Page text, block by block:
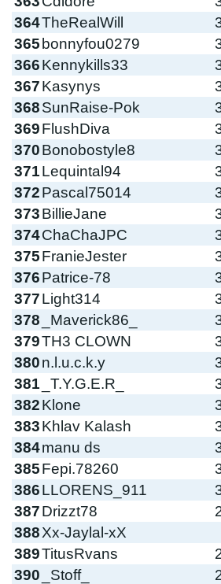
364TheRealWill
365bonnyfou0279
366Kennykills33
367Kasynys
368SunRaise-Pok
369FlushDiva
370Bonobostyle8
371Lequintal94
372Pascal75014
373BillieJane
374ChaChaJPC
375FranieJester
376Patrice-78
377Light314
378
_Maverick86_
379TH3 CLOWN
380n.l.u.c.k.y
381
_T.Y.G.E.R_
382Klone
383Khlav Kalash
384manu ds
385Fepi.78260
386LLORENS_911
387Drizzt78
388Xx-Jaylal-xX
389TitusRvans
390
_Stoff_